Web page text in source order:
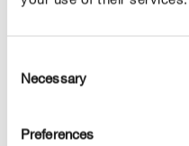
Selection
Necessary
Preferences